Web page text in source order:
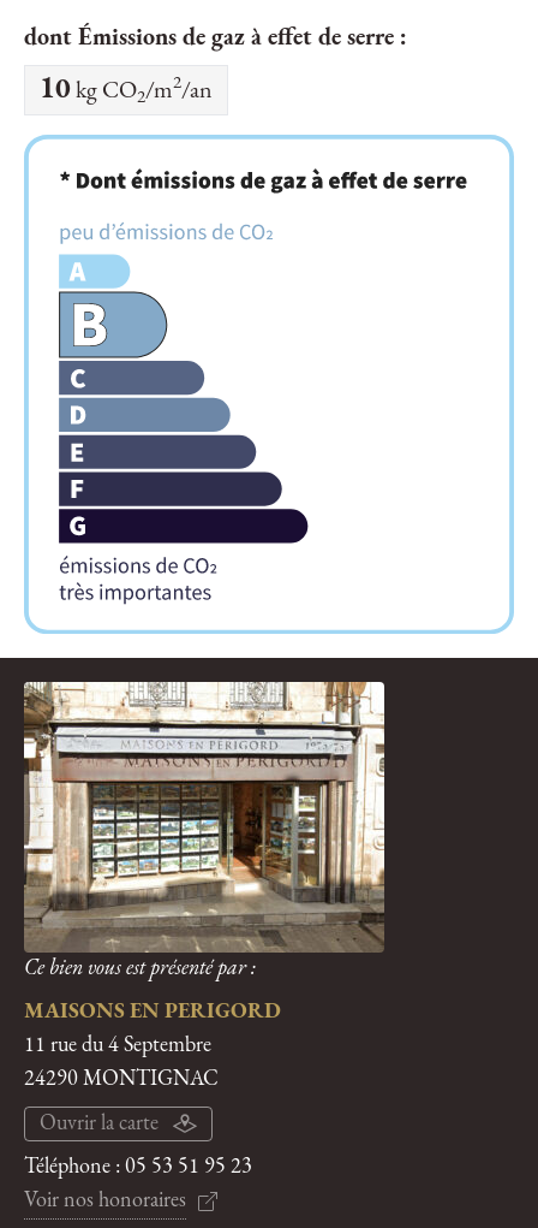
dont Émissions de gaz à effet de serre :
10 kg CO2/m2/an
Ce bien vous est présenté par :
MAISONS EN PERIGORD
11 rue du 4 Septembre
24290 MONTIGNAC
Ouvrir la carte
Téléphone : 05 53 51 95 23
Voir nos honoraires